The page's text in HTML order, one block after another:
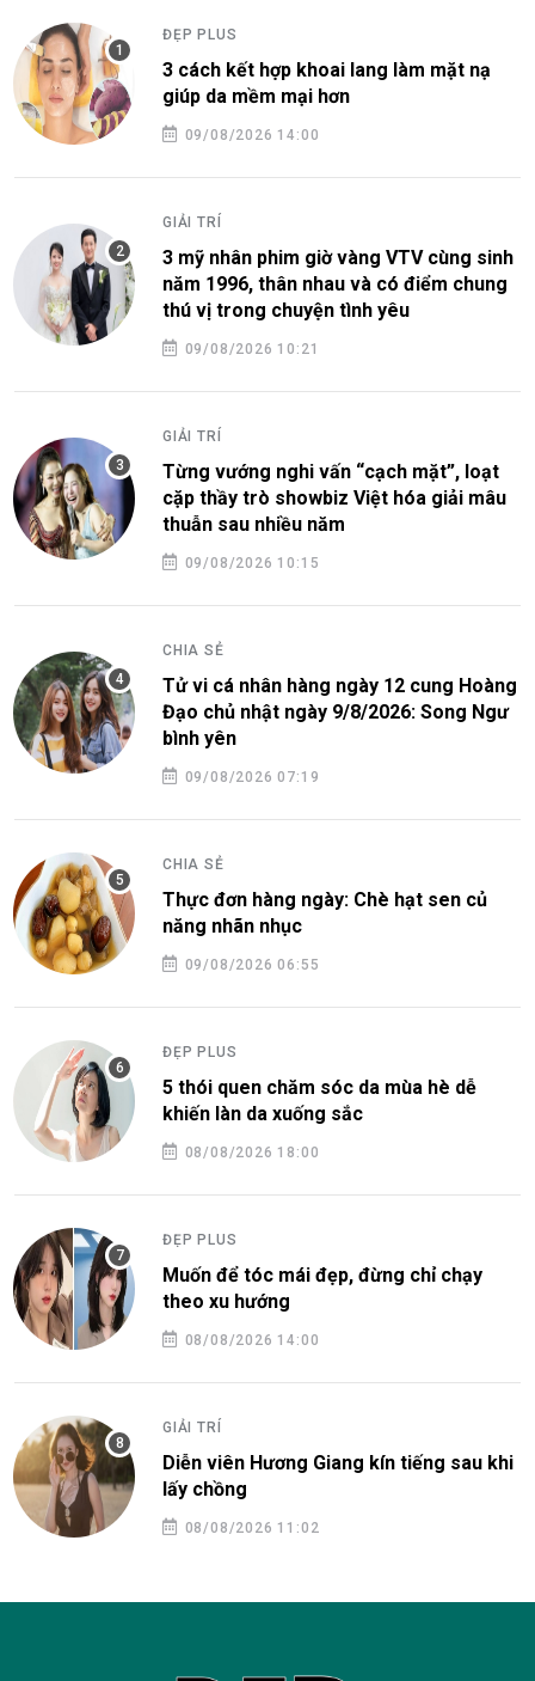
ĐẸP PLUS
3 cách kết hợp khoai lang làm mặt nạ
giúp da mềm mại hơn
09/08/2026 14:00
GIẢI TRÍ
3 mỹ nhân phim giờ vàng VTV cùng sinh
năm 1996, thân nhau và có điểm chung
thú vị trong chuyện tình yêu
09/08/2026 10:21
GIẢI TRÍ
Từng vướng nghi vấn “cạch mặt”, loạt
cặp thầy trò showbiz Việt hóa giải mâu
thuẫn sau nhiều năm
09/08/2026 10:15
CHIA SẺ
Tử vi cá nhân hàng ngày 12 cung Hoàng
Đạo chủ nhật ngày 9/8/2026: Song Ngư
bình yên
09/08/2026 07:19
CHIA SẺ
Thực đơn hàng ngày: Chè hạt sen củ
năng nhãn nhục
09/08/2026 06:55
ĐẸP PLUS
5 thói quen chăm sóc da mùa hè dễ
khiến làn da xuống sắc
08/08/2026 18:00
ĐẸP PLUS
Muốn để tóc mái đẹp, đừng chỉ chạy
theo xu hướng
08/08/2026 14:00
GIẢI TRÍ
Diễn viên Hương Giang kín tiếng sau khi
lấy chồng
08/08/2026 11:02